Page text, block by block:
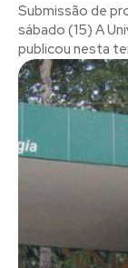
Submissão de
sábado (15) A Universidade Federal de Rondônia (Unir)
publicou nesta